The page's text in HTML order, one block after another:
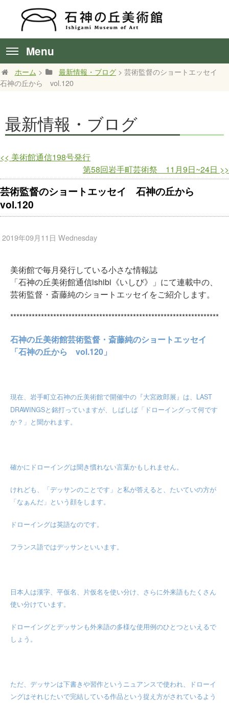
Menu
ホーム > 最新情報・ブログ > 芸術監督のショートエッセイ
石神の丘から vol.120
最新情報・ブログ
<< 美術館通信198号発行
第58回岩手町芸術祭 11月9日~24日 >>
芸術監督のショートエッセイ 石神の丘から
vol.120
2019年09月11日 Wednesday
美術館で毎月発行している小さな情報誌
「石神の丘美術館通信ishibi《いしび》」にて連載中の、
芸術監督・斎藤純のショートエッセイをご紹介します。
********************************************************************
石神の丘美術館芸術監督・斎藤純のショートエッセイ
「石神の丘から vol.120」
現在、岩手町立石神の丘美術館で開催中の『大宮政郎展』は、 LAST
DRAWINGSと銘打っていますが、しばしば「ドローイングって何です
か？」と聞かれます。
確かにドローイングは聞き慣れない言葉かもしれません。
けれども、「デッサンのことです」と私が答えると、たいていの方が
「なぁんだ」という顔をします。
ドローイングは英語なのです。
フランス語ではデッサンといいます。
日本人は漢字、平仮名、片仮名を使い分け、さらに外来語もたくさん
使い分けています。
ドローイングとデッサンも外来語の多様な使用例のひとつといえるで
しょう。
ただ、デッサンは下書きや習作というニュアンスで使われ、ドローイ
ングはそれじたいで完結している作品という捉え方がされているよう